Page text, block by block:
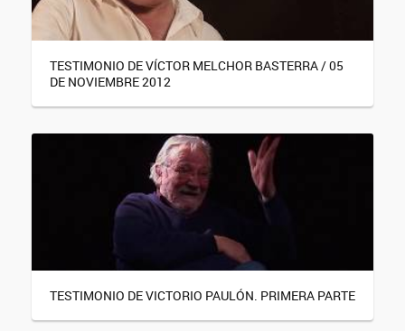
TESTIMONIO DE VÍCTOR MELCHOR BASTERRA / 05
DE NOVIEMBRE 2012
TESTIMONIO DE VICTORIO PAULÓN. PRIMERA PARTE